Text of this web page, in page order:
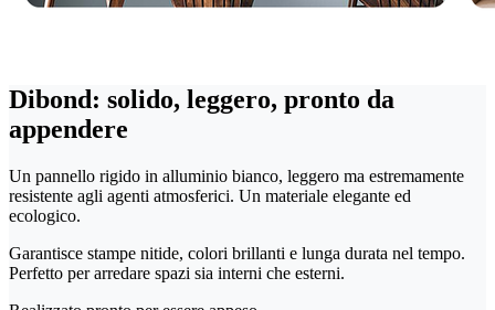
Dibond: solido, leggero, pronto da
appendere
Un pannello rigido in alluminio bianco, leggero ma estremamente
resistente agli agenti atmosferici. Un materiale elegante ed
ecologico.
Garantisce stampe nitide, colori brillanti e lunga durata nel tempo.
Perfetto per arredare spazi sia interni che esterni.